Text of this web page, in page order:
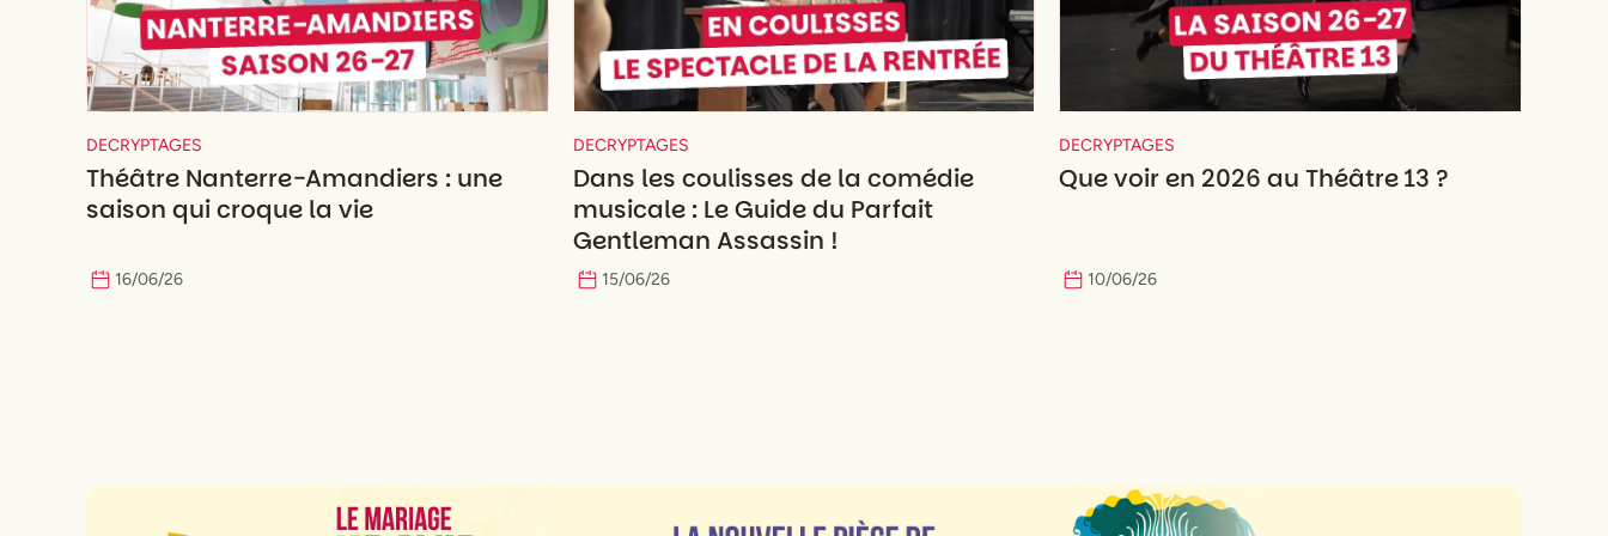
DECRYPTAGES
Théâtre Nanterre-Amandiers : une
saison qui croque la vie
16/06/26
DECRYPTAGES
Dans les coulisses de la comédie
musicale : Le Guide du Parfait
Gentleman Assassin !
15/06/26
DECRYPTAGES
Que voir en 2026 au Théâtre 13 ?
10/06/26